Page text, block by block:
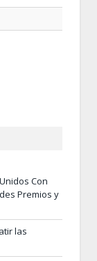
Con
Premios y
las